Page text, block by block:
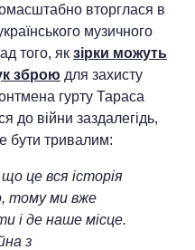
вторглася в
музичного
того, як зірки можуть
зброю для захисту
гурту Тараса
до війни заздалегідь,
бути тривалим:
це вся історія
тому ми вже
і де наше місце.
з